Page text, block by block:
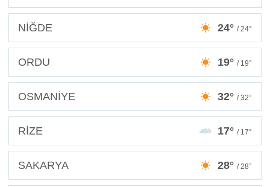
NİĞDE 24° / 24°
ORDU 19° / 19°
OSMANİYE 32° / 32°
RİZE 17° / 17°
SAKARYA 28° / 28°